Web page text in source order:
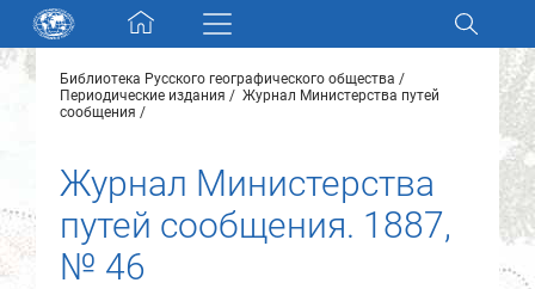
Skip navigation
Разделы и коллекции
Новости
Библиотека Русского географического общества
Периодические издания
Журнал Министерства путей
сообщения
Журнал Министерства
путей сообщения. 1887,
№ 46